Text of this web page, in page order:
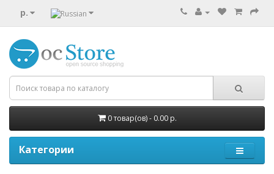
р.
0 товар(ов) - 0.00 р.
Категории